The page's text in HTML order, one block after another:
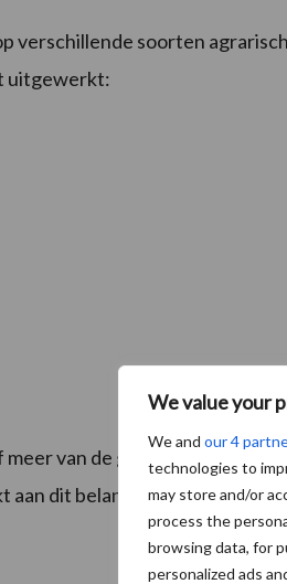
We value your
We and our 4
technologies to
may store and/or
process the
browsing data, for
personalized ads
verschillende soorten
uitgewerkt:
van de genoemde
aan dit belangrijke onderzoek.